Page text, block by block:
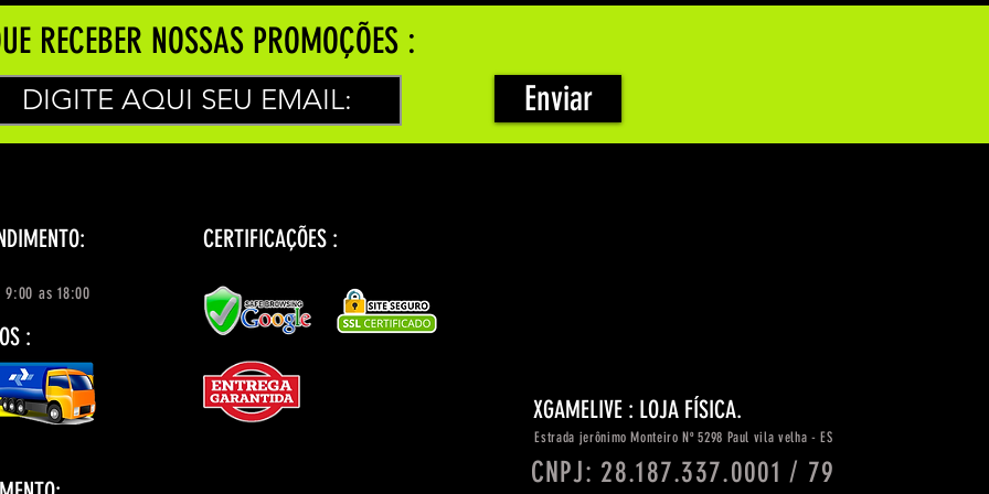
RECEBER NOSSAS PROMOÇÕES :
Enviar
:
XGAMELIVE : LOJA FÍSICA.
CERTIFICAÇÕES :
9:00 as 18:00
Estrada jerônimo Monteiro Nº 5298 Paul vila velha - ES
CNPJ: 28.187.337.0001 / 79